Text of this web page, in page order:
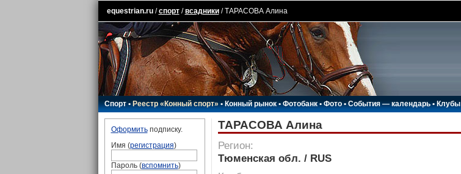
equestrian.ru/спорт/всадники/ ТАРАСОВА Алина
Спорт•Реестр «Конный спорт»•Конный рынок•Фотобанк •Фото•События — календарь•Клубы
Оформитьподписку.
Имя (регистрация)
Пароль (вспомнить)
ТАРАСОВА Алина
Регион:
Тюменская обл. / RUS